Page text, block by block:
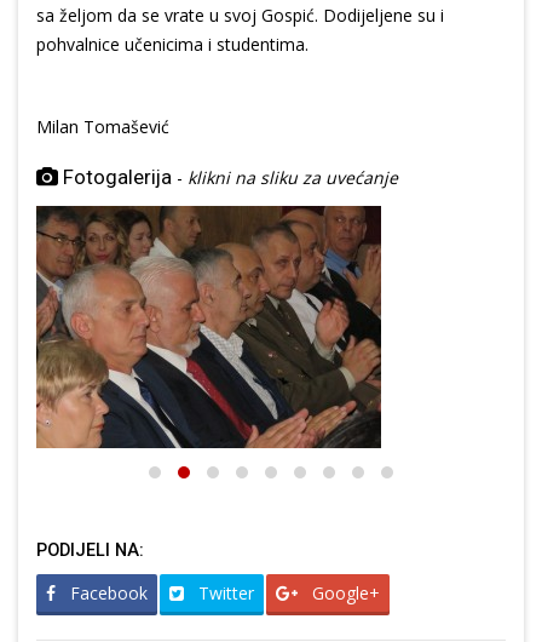
sa željom da se vrate u svoj Gospić. Dodijeljene su i
pohvalnice učenicima i studentima.
Milan Tomašević
Fotogalerija - klikni na sliku za uvećanje
PODIJELI NA:
Facebook Twitter Google+